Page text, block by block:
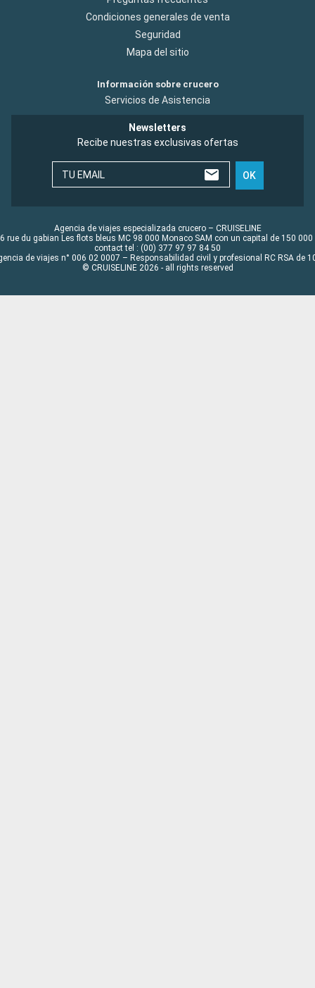
Condiciones generales de venta
Seguridad
Mapa del sitio
Información sobre crucero
Servicios de Asistencia
Newsletters
Recibe nuestras exclusivas ofertas
TU EMAIL OK
Agencia de viajes especializada crucero – CRUISELINE
rue du gabian Les flots bleus MC 98 000 Monaco SAM con un capital de 150 000
contact tel : (00) 377 97 97 84 50
de viajes n° 006 02 0007 – Responsabilidad civil y profesional RC RSA de
© CRUISELINE 2026 - all rights reserved